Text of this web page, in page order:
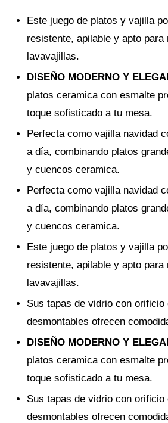
Este juego de platos y vajilla
resistente, apilable y apto para
lavavajillas.
DISEÑO MODERNO Y
platos ceramica con esmalte
toque sofisticado a tu mesa.
Perfecta como vajilla navidad
a día, combinando platos
y cuencos ceramica.
Perfecta como vajilla navidad
a día, combinando platos
y cuencos ceramica.
Este juego de platos y vajilla
resistente, apilable y apto para
lavavajillas.
Sus tapas de vidrio con orificio
desmontables ofrecen
DISEÑO MODERNO Y
platos ceramica con esmalte
toque sofisticado a tu mesa.
Sus tapas de vidrio con orificio
desmontables ofrecen